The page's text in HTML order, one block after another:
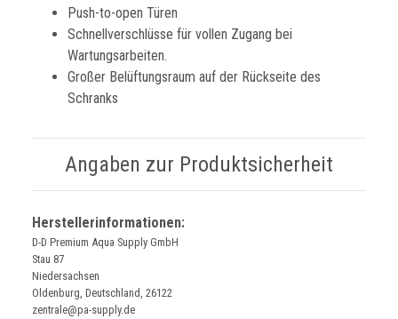
Push-to-open Türen
Schnellverschlüsse für vollen Zugang bei
Wartungsarbeiten.
Großer Belüftungsraum auf der Rückseite des
Schranks
Angaben zur Produktsicherheit
Herstellerinformationen:
D-D Premium Aqua Supply GmbH
Stau 87
Niedersachsen
Oldenburg, Deutschland, 26122
zentrale@pa-supply.de